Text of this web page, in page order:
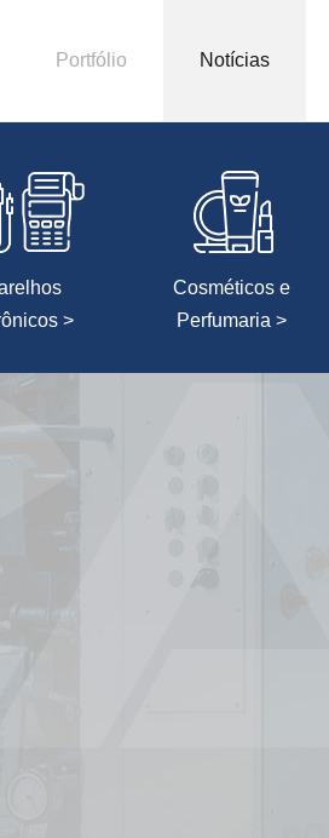
Portfólio Notícias
>
Cosméticos e
Perfumaria >